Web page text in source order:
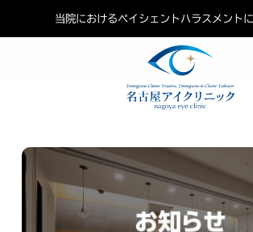
目の調子が悪いと思ったらお気軽にご相
【一般眼科治療】
マイナ保険証ご利用の案内
当院におけるペイシェントハラスメント